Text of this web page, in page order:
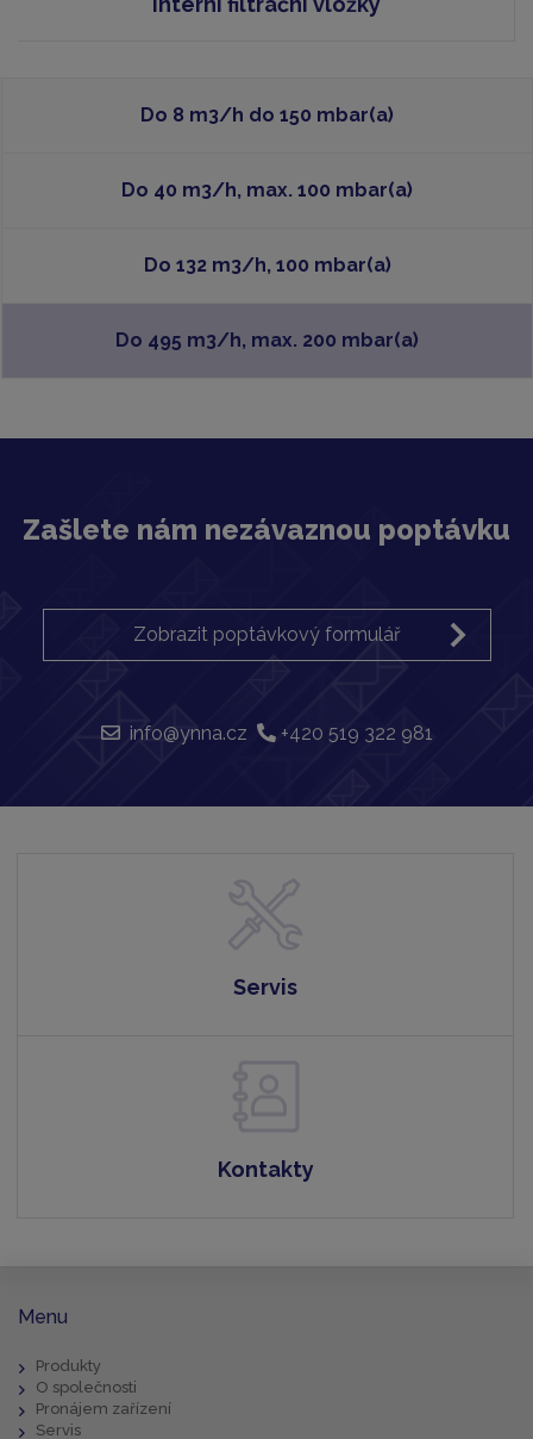
Do 8 m3/h do 150 mbar(a)
Do 40 m3/h, max. 100 mbar(a)
Do 132 m3/h, 100 mbar(a)
Do 495 m3/h, max. 200 mbar(a)
Zašlete nám nezávaznou poptávku
Zobrazit poptávkový formulář
info@ynna.cz +420 519 322 981
Servis
Kontakty
Menu
Produkty
O společnosti
Pronájem zařízení
Servis